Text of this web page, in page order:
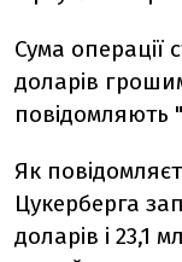
Сума операції
доларів
повідомляють "
Як
Цукерберга
доларів і 23,1